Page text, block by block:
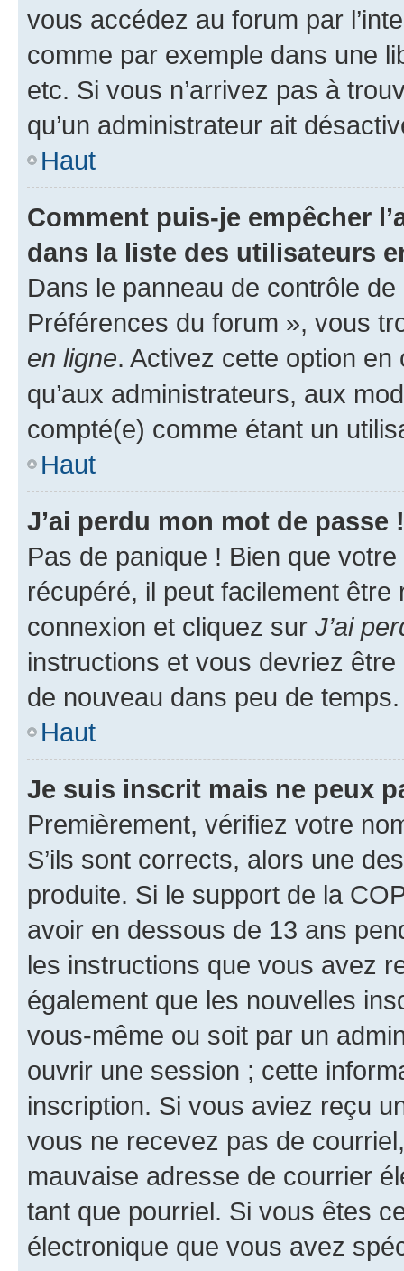
vous accédez au forum par
comme par exemple dans une
etc. Si vous n’arrivez pas à
qu’un administrateur ait
Haut
Comment puis-je empêcher
dans la liste des utilisateurs
Dans le panneau de contrôle
Préférences du forum », vous
en ligne. Activez cette option
qu’aux administrateurs, aux
compté(e) comme étant un
Haut
J’ai perdu mon mot de passe !
Pas de panique ! Bien que
récupéré, il peut facilement
connexion et cliquez sur J’ai
instructions et vous devriez
de nouveau dans peu de temps.
Haut
Je suis inscrit mais ne peux
Premièrement, vérifiez votre
S’ils sont corrects, alors une
produite. Si le support de la
avoir en dessous de 13 ans
les instructions que vous avez
également que les nouvelles
vous-même ou soit par un
ouvrir une session ; cette
inscription. Si vous aviez reçu
vous ne recevez pas de
mauvaise adresse de courrier
tant que pourriel. Si vous êtes
électronique que vous avez